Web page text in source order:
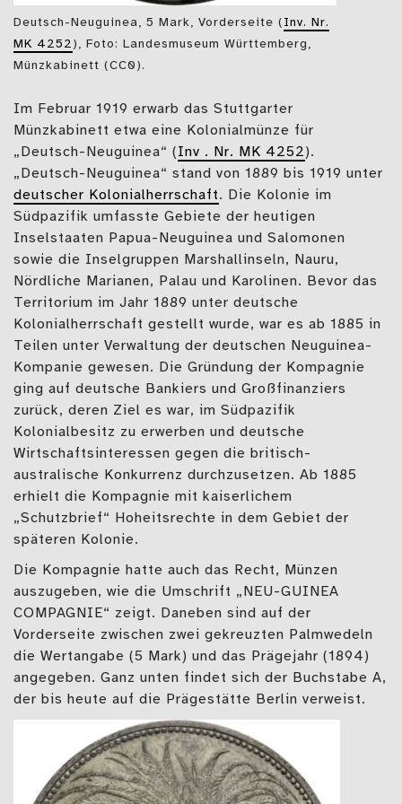
Deutsch-Neuguinea, 5 Mark, Vorderseite ( Inv. Nr.
MK 4252 ), Foto: Landesmuseum Württemberg,
Münzkabinett (CC0).
Im Februar 1919 erwarb das Stuttgarter
Münzkabinett etwa eine Kolonialmünze für
„Deutsch-Neuguinea“ (Inv . Nr. MK 4252).
„Deutsch-Neuguinea“ stand von 1889 bis 1919 unter
deutscher Kolonialherrschaft. Die Kolonie im
Südpazifik umfasste Gebiete der heutigen
Inselstaaten Papua-Neuguinea und Salomonen
sowie die Inselgruppen Marshallinseln, Nauru,
Nördliche Marianen, Palau und Karolinen. Bevor das
Territorium im Jahr 1889 unter deutsche
Kolonialherrschaft gestellt wurde, war es ab 1885 in
Teilen unter Verwaltung der deutschen Neuguinea-
Kompanie gewesen. Die Gründung der Kompagnie
ging auf deutsche Bankiers und Großfinanziers
zurück, deren Ziel es war, im Südpazifik
Kolonialbesitz zu erwerben und deutsche
Wirtschaftsinteressen gegen die britisch-
australische Konkurrenz durchzusetzen. Ab 1885
erhielt die Kompagnie mit kaiserlichem
„Schutzbrief“ Hoheitsrechte in dem Gebiet der
späteren Kolonie.
Die Kompagnie hatte auch das Recht, Münzen
auszugeben, wie die Umschrift „NEU-GUINEA
COMPAGNIE“ zeigt. Daneben sind auf der
Vorderseite zwischen zwei gekreuzten Palmwedeln
die Wertangabe (5 Mark) und das Prägejahr (1894)
angegeben. Ganz unten findet sich der Buchstabe A,
der bis heute auf die Prägestätte Berlin verweist.